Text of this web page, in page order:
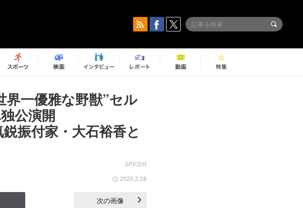
界一優雅な野獣”セル
公演開
振付家・大石裕香と
SPICER
2020.2.28
次の画像